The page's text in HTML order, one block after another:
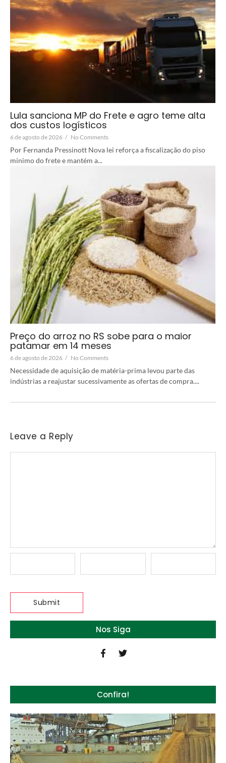
Lula sanciona MP do Frete e agro teme alta
dos custos logísticos
6 de agosto de 2026 / No Comments
Por Fernanda Pressinott Nova lei reforça a fiscalização do piso
mínimo do frete e mantém a...
Preço do arroz no RS sobe para o maior
patamar em 14 meses
6 de agosto de 2026 / No Comments
Necessidade de aquisição de matéria-prima levou parte das
indústrias a reajustar sucessivamente as ofertas de compra....
Leave a Reply
Nos Siga
Confira!